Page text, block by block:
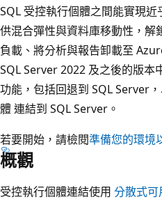
SQL 受控執行個體之間能實現近
供混合彈性與資料庫移動性，解
負載、將分析與報告卸載至
SQL Server 2022 及之後的版本
功能，包括回退到 SQL Server
體 連結到 SQL Server。
若要開始，請檢閱準備您的環境
概觀
受控執行個體連結使用 分散式可